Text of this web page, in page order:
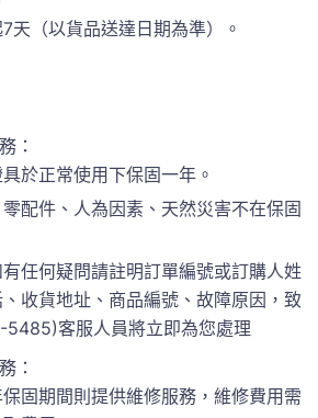
天（以貨品送達日期為準）。
：
於正常使用下保固一年。
配件、人為因素、天然災害不在保固
任何疑問請註明訂單編號或訂購人姓
收貨地址、商品編號、故障原因，致
客服人員將立即為您處理
：
固期間則提供維修服務，維修費用需